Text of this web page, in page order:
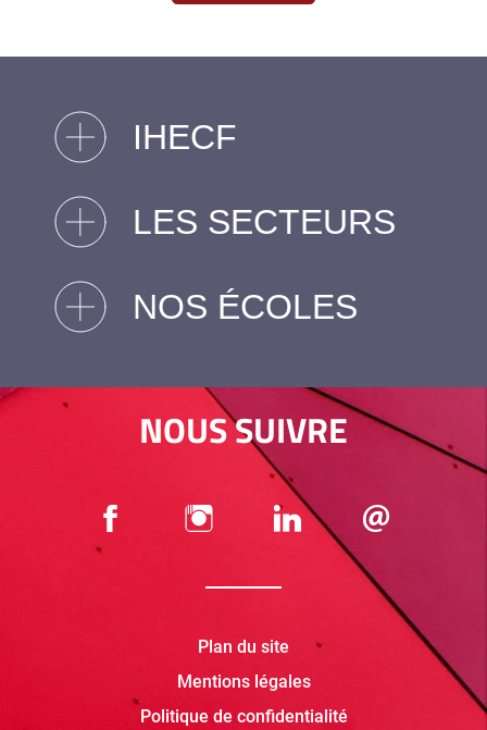
IHECF
LES SECTEURS
NOS ÉCOLES
NOUS SUIVRE
Plan du site
Mentions légales
Politique de confidentialité